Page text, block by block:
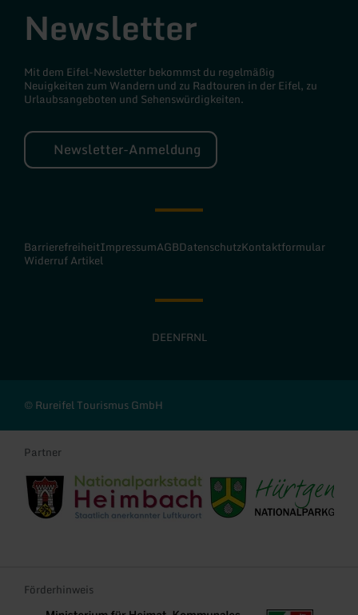
Newsletter
Mit dem Eifel-Newsletter bekommst du regelmäßig
Neuigkeiten zum Wandern und zu Radtouren in der Eifel, zu
Urlaubsangeboten und Sehenswürdigkeiten.
Newsletter-Anmeldung
BarrierefreiheitImpressumAGBDatenschutzKontaktformular
Widerruf Artikel
DEENFRNL
© Rureifel Tourismus GmbH
Partner
Stadt Heimbach Gemeinde Hürtgenwald
Förderhinweis